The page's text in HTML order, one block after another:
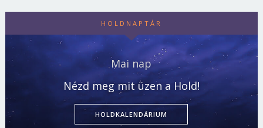
HOLDNAPTÁR
Mai nap
Nézd meg mit üzen a Hold!
HOLDKALENDÁRIUM